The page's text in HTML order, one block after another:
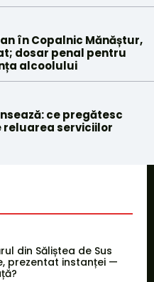
în Copalnic Mănăștur,
dosar penal pentru
alcoolului
ce pregătesc
serviciilor
din Săliștea de Sus
prezentat instanței —